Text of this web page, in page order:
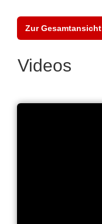
Zur Gesamtansicht
Videos